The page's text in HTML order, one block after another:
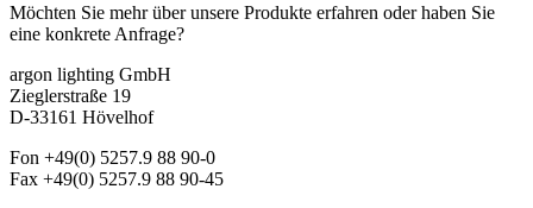
Möchten Sie mehr über unsere Produkte erfahren oder haben Sie
eine konkrete Anfrage?
argon lighting GmbH
Zieglerstraße 19
D-33161 Hövelhof
Fon +49(0) 5257.9 88 90-0
Fax +49(0) 5257.9 88 90-45